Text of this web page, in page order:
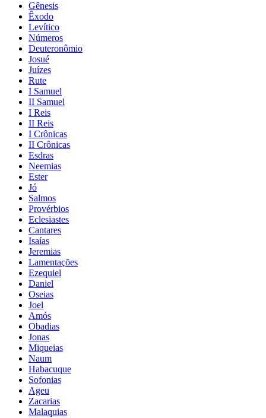
Gênesis
Êxodo
Levítico
Números
Deuteronômio
Josué
Juízes
Rute
I Samuel
II Samuel
I Reis
II Reis
I Crônicas
II Crônicas
Esdras
Neemias
Ester
Jó
Salmos
Provérbios
Eclesiastes
Cantares
Isaías
Jeremias
Lamentações
Ezequiel
Daniel
Oseias
Joel
Amós
Obadias
Jonas
Miqueias
Naum
Habacuque
Sofonias
Ageu
Zacarias
Malaquias